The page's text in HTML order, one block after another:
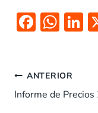
F
b
o
W
s
A
Li
ANTERIOR
Informe de